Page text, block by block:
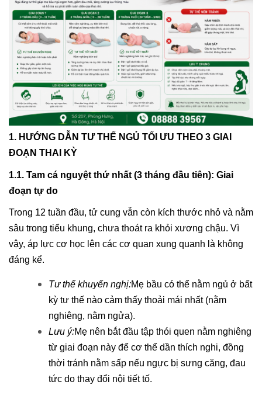
1. HƯỚNG DẪN TƯ THẾ NGỦ TỐI ƯU THEO 3 GIAI
ĐOẠN THAI KỲ
1.1. Tam cá nguyệt thứ nhất (3 tháng đầu tiên): Giai
đoạn tự do
Trong 12 tuần đầu, tử cung vẫn còn kích thước nhỏ và nằm
sâu trong tiểu khung, chưa thoát ra khỏi xương chậu. Vì
vậy, áp lực cơ học lên các cơ quan xung quanh là không
đáng kể.
Tư thế khuyến nghị:Mẹ bầu có thể nằm ngủ ở bất
kỳ tư thế nào cảm thấy thoải mái nhất (nằm
nghiêng, nằm ngửa).
Lưu ý:Mẹ nên bắt đầu tập thói quen nằm nghiêng
từ giai đoạn này để cơ thể dần thích nghi, đồng
thời tránh nằm sấp nếu ngực bị sưng căng, đau
tức do thay đổi nội tiết tố.